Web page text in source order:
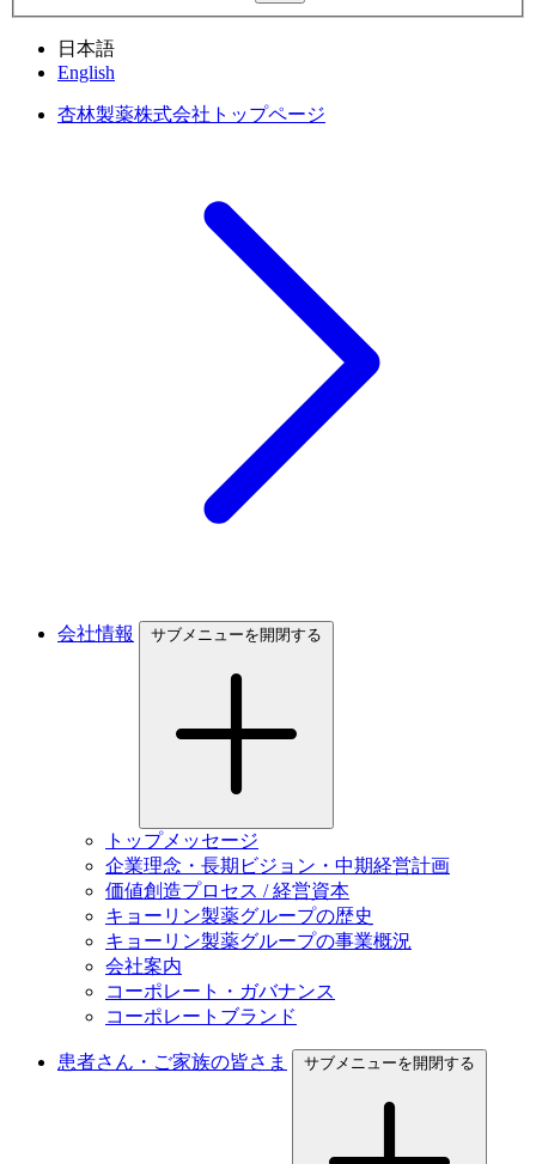
日本語
English
杏林製薬株式会社トップページ
会社情報 サブメニューを開閉する
トップメッセージ
企業理念・長期ビジョン・中期経営計画
価値創造プロセス / 経営資本
キョーリン製薬グループの歴史
キョーリン製薬グループの事業概況
会社案内
コーポレート・ガバナンス
コーポレートブランド
患者さん・ご家族の皆さま サブメニューを開閉する